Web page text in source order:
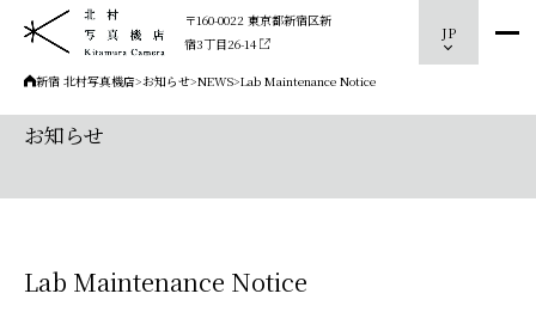
〒160-0022 東京都新宿区新
宿3丁目26-14
JP
新宿 北村写真機店>お知らせ>NEWS>Lab Maintenance Notice
お知らせ
Lab Maintenance Notice